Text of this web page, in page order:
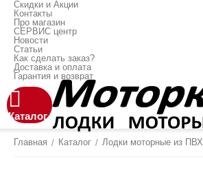
Скидки и Акции
Контакты
Про магазин
СЕРВИС центр
Новости
Статьи
Как сделать заказ?
Доставка и оплата
Гарантия и возврат
Каталог
Главная / Каталог / Лодки моторные из ПВХ